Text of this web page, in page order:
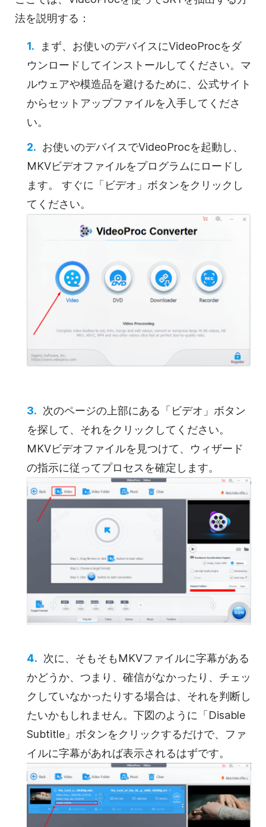
法を説明する：
まず、お使いのデバイスにVideoProcをダ
ウンロードしてインストールしてください。マ
ルウェアや模造品を避けるために、公式サイト
からセットアップファイルを入手してくださ
い。
お使いのデバイスでVideoProcを起動し、
MKVビデオファイルをプログラムにロードし
ます。 すぐに「ビデオ」ボタンをクリックし
てください。
次のページの上部にある「ビデオ」ボタン
を探して、それをクリックしてください。
MKVビデオファイルを見つけて、ウィザード
の指示に従ってプロセスを確定します。
次に、そもそもMKVファイルに字幕がある
かどうか、つまり、確信がなかったり、チェッ
クしていなかったりする場合は、それを判断し
たいかもしれません。下図のように「Disable
Subtitle」ボタンをクリックするだけで、ファ
イルに字幕があれば表示されるはずです。